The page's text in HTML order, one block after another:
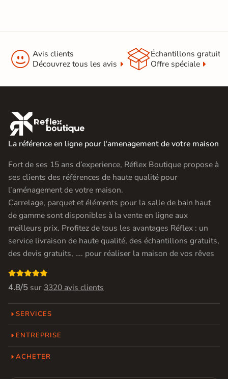
Origine
Carrelage effet pierre intérieur
Carrelage Chambre|Carrelage WC
 Avis clients
Découvrez tous les avis
Échantillons gratuit
Offre spéciale

La référence en ligne pour l'amenagement de votre maison
Fort de ses 15 ans d’experience, Réflex Boutique propose à
ses clients des références de haute qualité pour
l’aménagement de votre maison.
Carrelage, parquet et éléments pour la salle de bain haut
de gamme sont disponibles à la vente en ligne aux
meilleurs prix. Profitez de tous les avantages Réflex : un
service livraison de haute qualité, des échantillons gratuits,
des devis gratuits, …. pour réaliser la maison de vos rêves

4.8/5 sur 3320 avis clients
SERVICES
ENTREPRISE
ACHETER